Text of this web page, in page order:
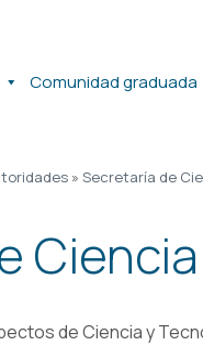
Comunidad graduada
»Secretaría de
de Ciencia y